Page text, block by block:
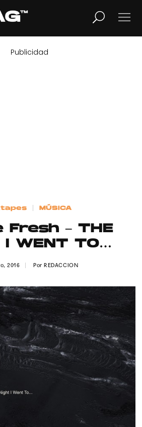
LIFESTYLE
PROPIEDAD DE UMO agency. TODOS LOS
RESERVADOS.
Publicidad
MÚSICA
Fresh – THE
I WENT TO…
2016 PorREDACCION